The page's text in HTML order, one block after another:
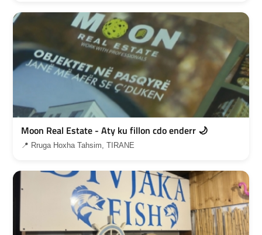
Moon Real Estate - Aty ku fillon cdo enderr 🌙
📍 Rruga Hoxha Tahsim, TIRANE